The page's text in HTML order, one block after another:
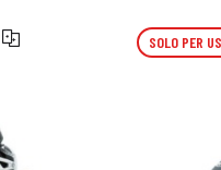
SOLO PER